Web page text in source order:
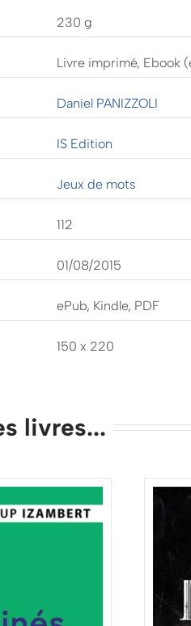
230 g
Livre imprimé, Ebook
Daniel PANIZZOLI
IS Edition
Jeux de mots
112
01/08/2015
ePub, Kindle, PDF
150 x 220
livres...